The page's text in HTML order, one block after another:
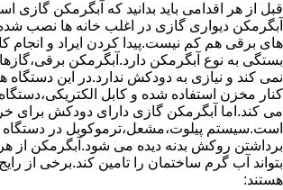
قبل از هر اقدامی باید بدانید که آبگرمکن گازی
آبگرمکن دیواری گازی در اغلب خانه ها نصب
های برقی هم کم نیست.پیدا کردن ایراد و انجام
بستگی به نوع آبگرمکن دارد.آبگرمکن
نمی کند و نیازی به دودکش ندارد.در این دستگاه
کنار مخزن استفاده شده و کابل
می کند.اما آبگرمکن گازی دارای دودکش برای
است.سیستم پیلوت،مشعل،ترموکوبل در
برداشتن روکش بدنه دیده می شود.آبگرمکن از
بتواند آب گرم ساختمان را تامین کند.برخی از
هستند: